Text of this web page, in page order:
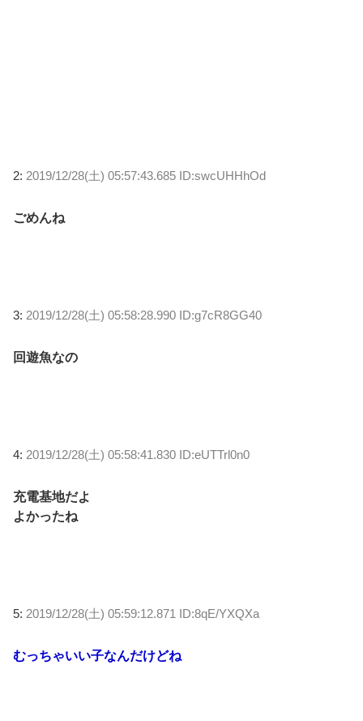
2: 2019/12/28(土) 05:57:43.685 ID:swcUHHhOd
ごめんね
3: 2019/12/28(土) 05:58:28.990 ID:g7cR8GG40
回遊魚なの
4: 2019/12/28(土) 05:58:41.830 ID:eUTTrl0n0
充電基地だよ
よかったね
5: 2019/12/28(土) 05:59:12.871 ID:8qE/YXQXa
むっちゃいい子なんだけどね